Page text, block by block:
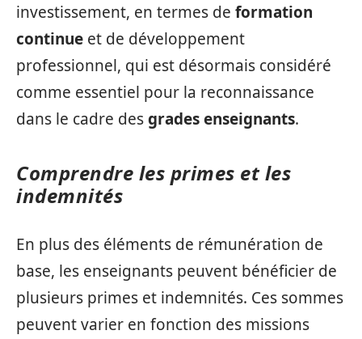
investissement, en termes de formation
continue et de développement
professionnel, qui est désormais considéré
comme essentiel pour la reconnaissance
dans le cadre desgrades enseignants.
Comprendre les primes et les
indemnités
En plus des éléments de rémunération de
base, les enseignants peuvent bénéficier de
plusieurs primes et indemnités. Ces sommes
peuvent varier en fonction des missions